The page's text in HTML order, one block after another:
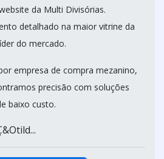
da Multi Divisórias.
detalhado na maior vitrine da
do mercado.
empresa de compra mezanino,
precisão com soluções
baixo custo.